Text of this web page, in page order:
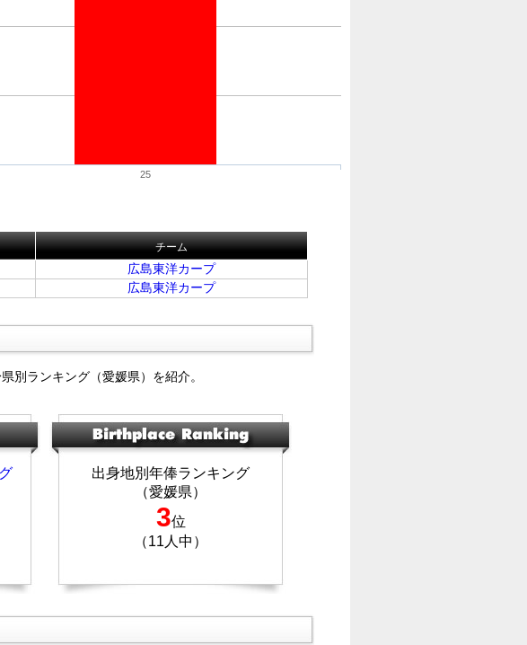
25
チーム
広島東洋カープ
広島東洋カープ
別ランキング（愛媛県）を紹介。
出身地別年俸ランキング
（愛媛県）
3位
（11人中）